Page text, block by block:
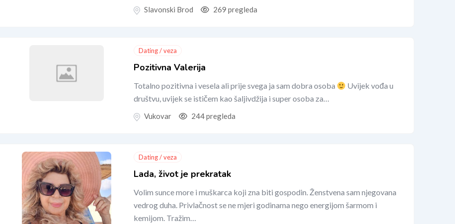
Slavonski Brod 269 pregleda
Dating / veza
Pozitivna Valerija
Totalno pozitivna i vesela ali prije svega ja sam dobra osoba
Uvijek vođa u
društvu, uvijek se ističem kao šaljivdžija i super osoba za…
Vukovar 244 pregleda
Dating / veza
Lada, život je prekratak
Volim sunce more i muškarca koji zna biti gospodin. Ženstvena sam njegovana
vedrog duha. Privlačnost se ne mjeri godinama nego energijom šarmom i
kemijom. Tražim…